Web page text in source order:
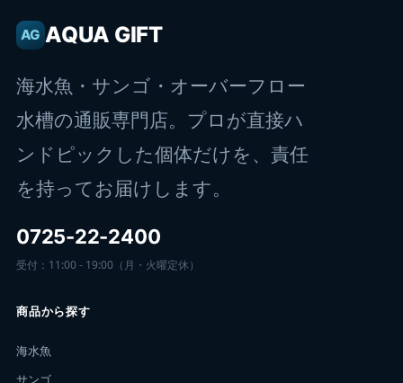
AG AQUA GIFT
海水魚・サンゴ・オーバーフロー
水槽の通販専門店。プロが直接ハ
ンドピックした個体だけを、責任
を持ってお届けします。
0725-22-2400
受付：11:00 - 19:00（月・火曜定休）
商品から探す
海水魚
サンゴ